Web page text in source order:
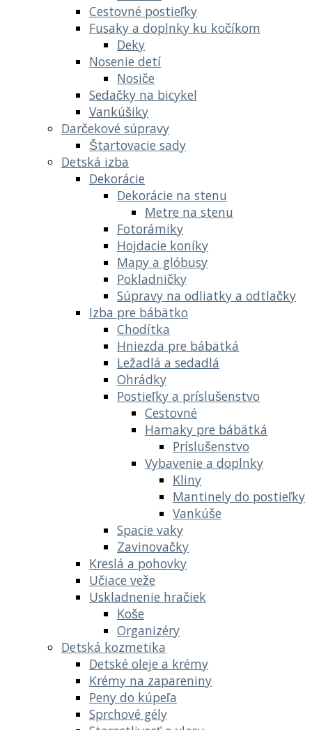
Cestovné postieľky
Fusaky a doplnky ku kočíkom
Deky
Nosenie detí
Nosiče
Sedačky na bicykel
Vankúšiky
Darčekové súpravy
Štartovacie sady
Detská izba
Dekorácie
Dekorácie na stenu
Metre na stenu
Fotorámiky
Hojdacie koníky
Mapy a glóbusy
Pokladničky
Súpravy na odliatky a odtlačky
Izba pre bábätko
Chodítka
Hniezda pre bábätká
Ležadlá a sedadlá
Ohrádky
Postieľky a príslušenstvo
Cestovné
Hamaky pre bábätká
Príslušenstvo
Vybavenie a doplnky
Kliny
Mantinely do postieľky
Vankúše
Spacie vaky
Zavinovačky
Kreslá a pohovky
Učiace veže
Uskladnenie hračiek
Koše
Organizéry
Detská kozmetika
Detské oleje a krémy
Krémy na zapareniny
Peny do kúpeľa
Sprchové gély